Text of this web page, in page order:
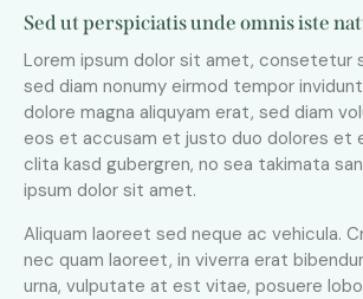
Sed ut perspiciatis unde omnis iste
Lorem ipsum dolor sit amet, consetetur
sed diam nonumy eirmod tempor
dolore magna aliquyam erat, sed diam
eos et accusam et justo duo dolores et
clita kasd gubergren, no sea takimata
ipsum dolor sit amet.
Aliquam laoreet sed neque ac vehicula.
nec quam laoreet, in viverra erat
urna, vulputate at est vitae, posuere